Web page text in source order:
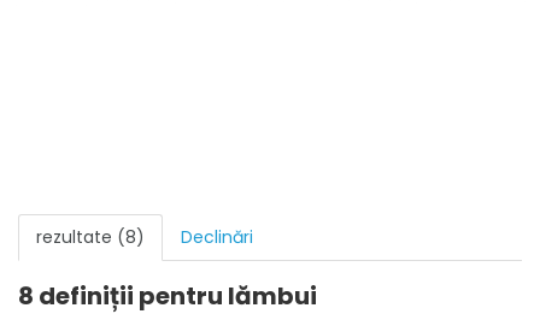
rezultate (8) Declinări
8 definiții pentru lămbui